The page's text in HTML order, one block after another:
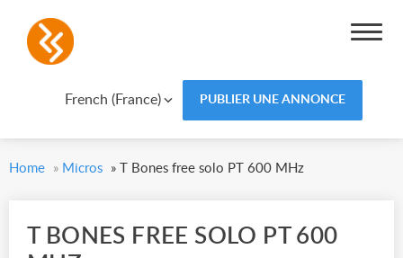
French (France) PUBLIER UNE ANNONCE
Home » Micros » T Bones free solo PT 600 MHz
T BONES FREE SOLO PT 600